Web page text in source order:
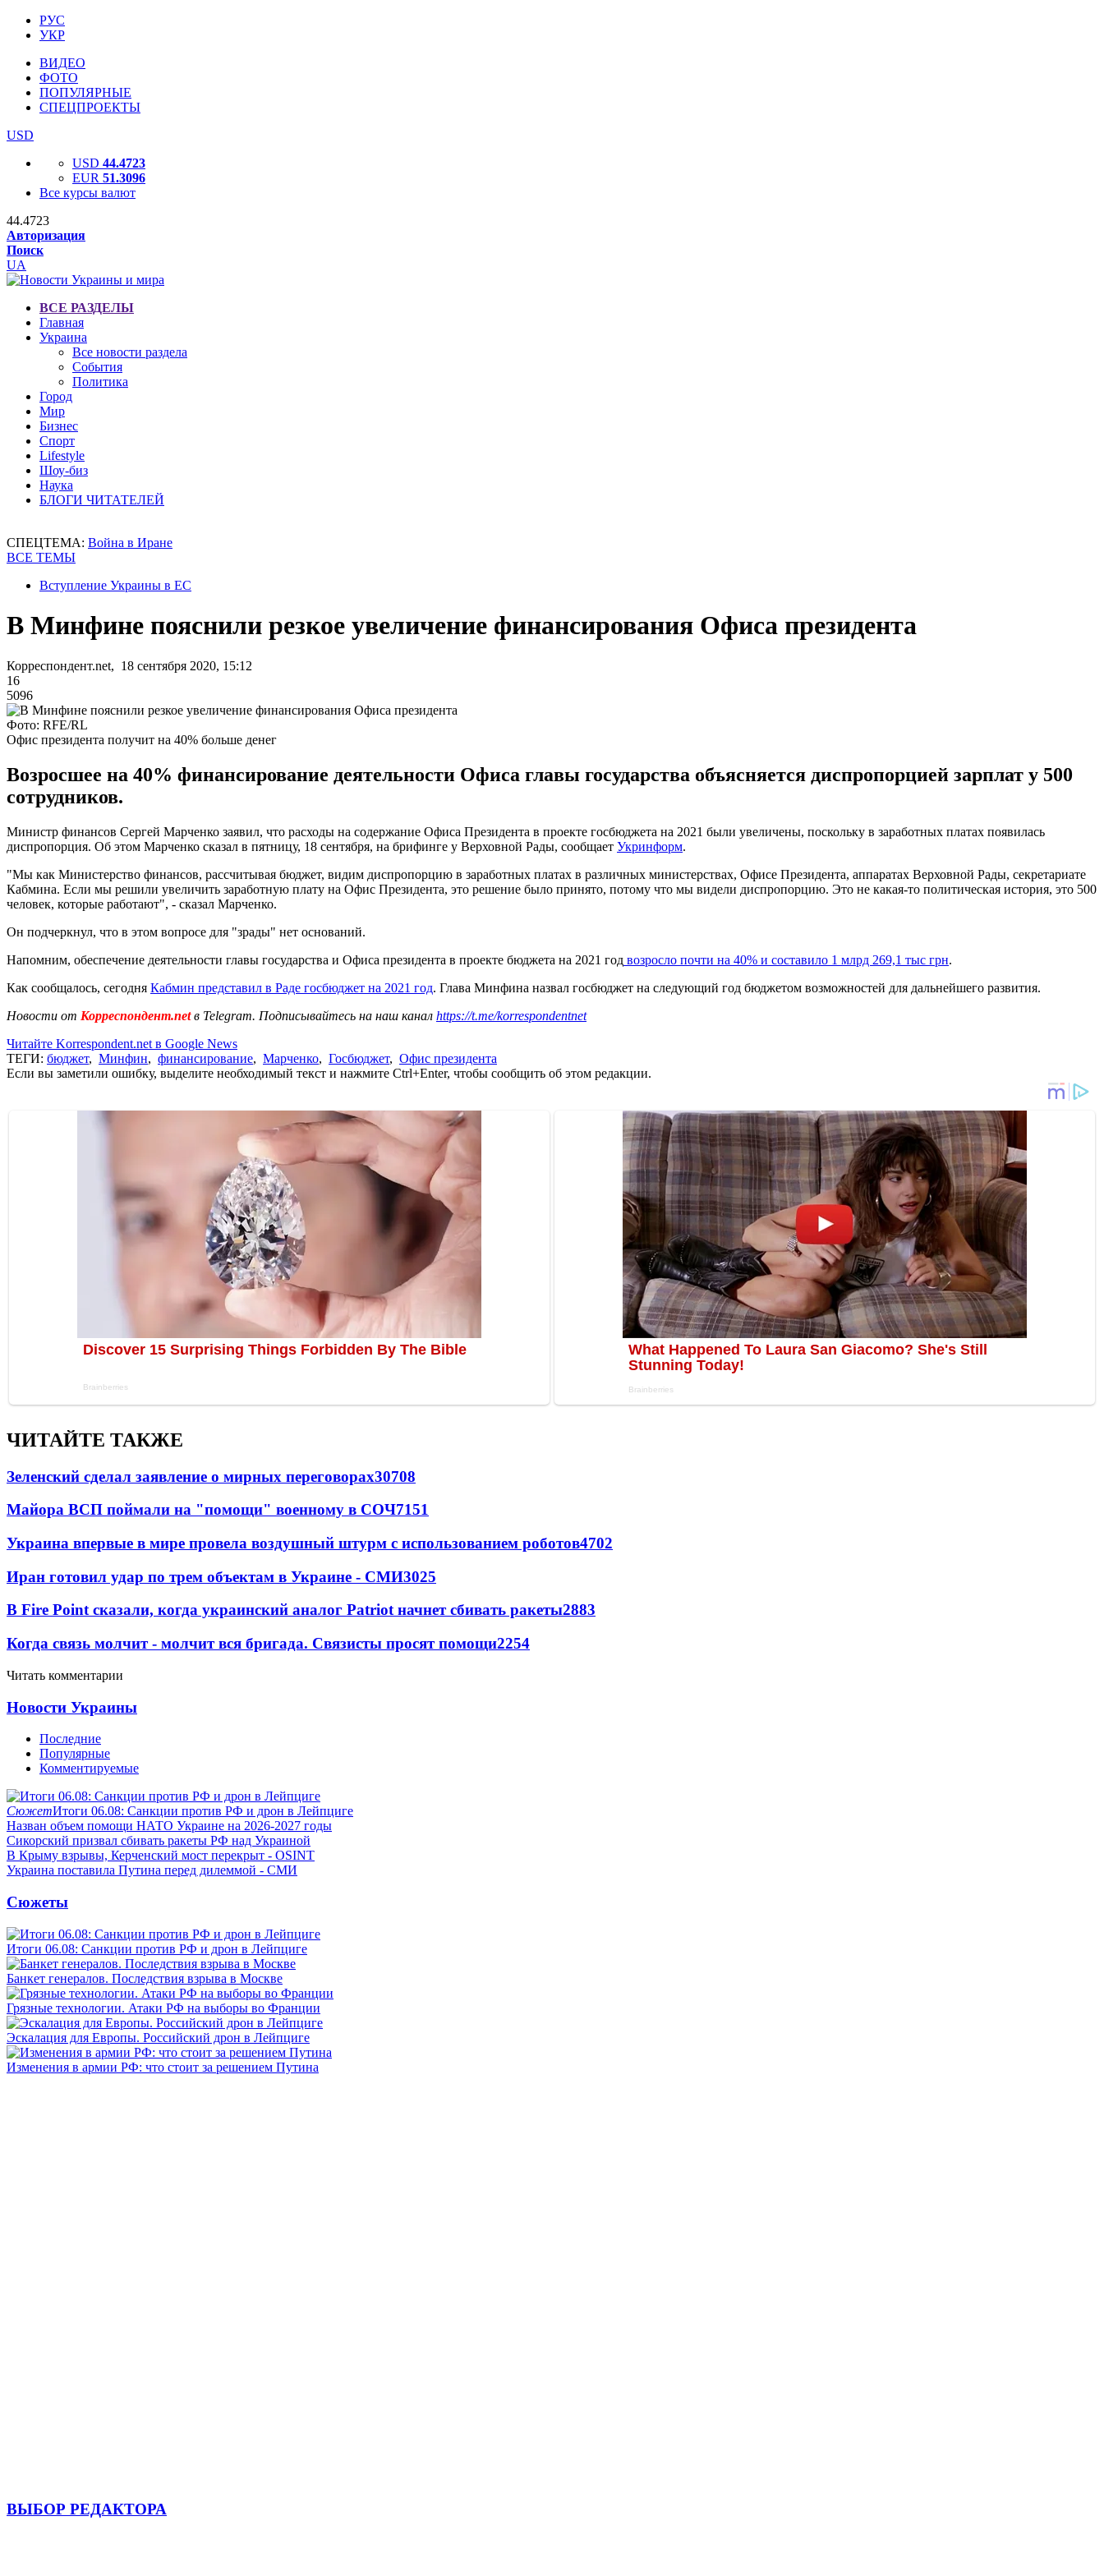
РУС
УКР
ВИДЕО
ФОТО
ПОПУЛЯРНЫЕ
СПЕЦПРОЕКТЫ
USD
USD 44.4723
EUR 51.3096
Все курсы валют
44.4723
Авторизация
Поиск
UA
ВСЕ РАЗДЕЛЫ
Главная
Украина
Все новости раздела
События
Политика
Город
Мир
Бизнес
Спорт
Lifestyle
Шоу-биз
Наука
БЛОГИ ЧИТАТЕЛЕЙ
СПЕЦТЕМА: Война в Иране
ВСЕ ТЕМЫ
Вступление Украины в ЕС
В Минфине пояснили резкое увеличение финансирования Офиса президента
Корреспондент.net, 18 сентября 2020, 15:12
16
5096
Фото: RFE/RL
Офис президента получит на 40% больше денег
Возросшее на 40% финансирование деятельности Офиса главы государства объясняется диспропорцией зарплат у 500
сотрудников.
Министр финансов Сергей Марченко заявил, что расходы на содержание Офиса Президента в проекте госбюджета на 2021 были увеличены, поскольку в заработных платах появилась
диспропорция. Об этом Марченко сказал в пятницу, 18 сентября, на брифинге у Верховной Рады, сообщает Укринформ.
"Мы как Министерство финансов, рассчитывая бюджет, видим диспропорцию в заработных платах в различных министерствах, Офисе Президента, аппаратах Верховной Рады, секретариате
Кабмина. Если мы решили увеличить заработную плату на Офис Президента, это решение было принято, потому что мы видели диспропорцию. Это не какая-то политическая история, это 500
человек, которые работают", - сказал Марченко.
Он подчеркнул, что в этом вопросе для "зрады" нет оснований.
Напомним, обеспечение деятельности главы государства и Офиса президента в проекте бюджета на 2021 год возросло почти на 40% и составило 1 млрд 269,1 тыс грн.
Как сообщалось, сегодня Кабмин представил в Раде госбюджет на 2021 год. Глава Минфина назвал госбюджет на следующий год бюджетом возможностей для дальнейшего развития.
Новости от Корреспондент.netв Telegram. Подписывайтесь на наш канал https://t.me/korrespondentnet
Читайте Korrespondent.net в Google News
ТЕГИ: бюджет, Минфин, финансирование, Марченко, Госбюджет, Офис президента
Если вы заметили ошибку, выделите необходимый текст и нажмите Ctrl+Enter, чтобы сообщить об этом редакции.
ЧИТАЙТЕ ТАКЖЕ
Зеленский сделал заявление о мирных переговорах30708
Майора ВСП поймали на "помощи" военному в СОЧ7151
Украина впервые в мире провела воздушный штурм с использованием роботов4702
Иран готовил удар по трем объектам в Украине - СМИ3025
В Fire Point сказали, когда украинский аналог Patriot начнет сбивать ракеты2883
Когда связь молчит - молчит вся бригада. Связисты просят помощи2254
Читать комментарии
Новости Украины
Последние
Популярные
Комментируемые
СюжетИтоги 06.08: Санкции против РФ и дрон в Лейпциге
Назван объем помощи НАТО Украине на 2026-2027 годы
Сикорский призвал сбивать ракеты РФ над Украиной
В Крыму взрывы, Керченский мост перекрыт - OSINT
Украина поставила Путина перед дилеммой - СМИ
Сюжеты
Итоги 06.08: Санкции против РФ и дрон в Лейпциге
Банкет генералов. Последствия взрыва в Москве
Грязные технологии. Атаки РФ на выборы во Франции
Эскалация для Европы. Российский дрон в Лейпциге
Изменения в армии РФ: что стоит за решением Путина
ВЫБОР РЕДАКТОРА